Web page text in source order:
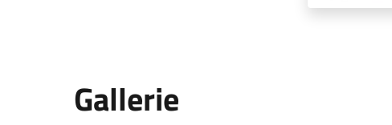
Gallerie